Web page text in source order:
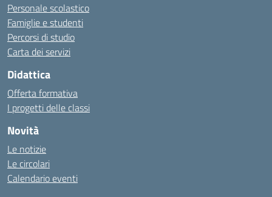
Personale scolastico
Famiglie e studenti
Percorsi di studio
Carta dei servizi
Didattica
Offerta formativa
I progetti delle classi
Novità
Le notizie
Le circolari
Calendario eventi